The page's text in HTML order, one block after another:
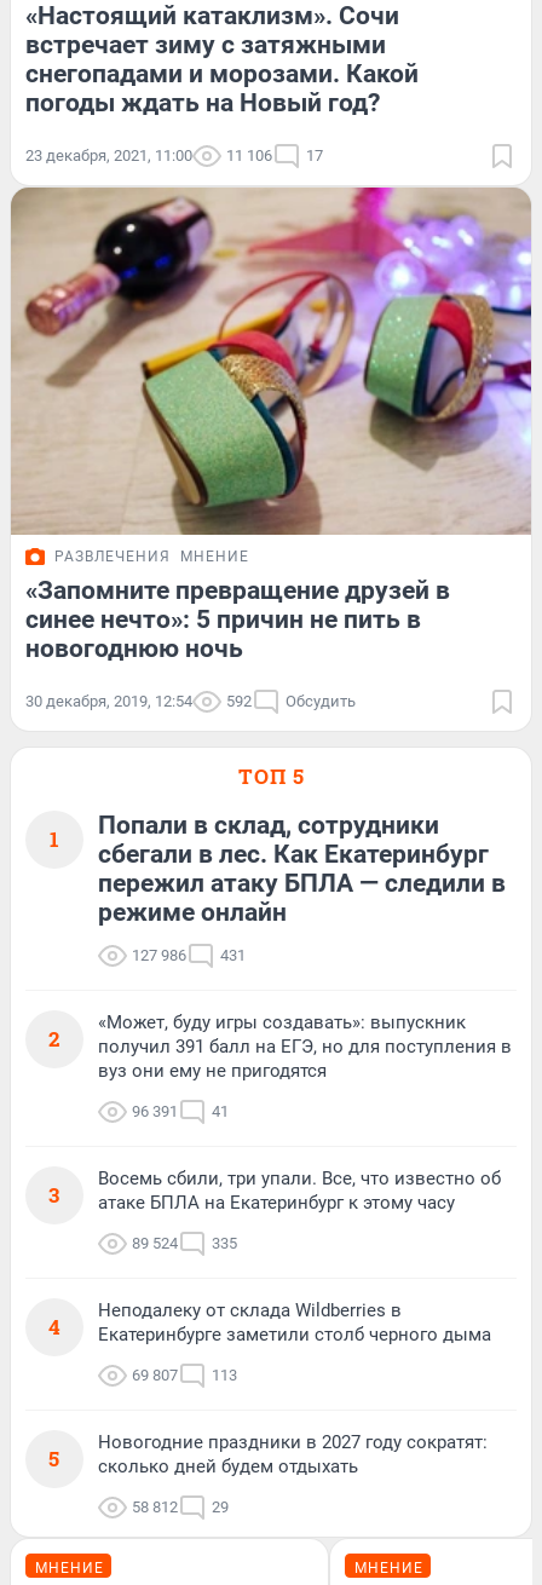
«Настоящий катаклизм». Сочи
встречает зиму с затяжными
снегопадами и морозами. Какой
погоды ждать на Новый год?
23 декабря, 2021, 11:00 11 106 17
РАЗВЛЕЧЕНИЯ МНЕНИЕ
«Запомните превращение друзей в
синее нечто»: 5 причин не пить в
новогоднюю ночь
30 декабря, 2019, 12:54 592 Обсудить
ТОП 5
1
Попали в склад, сотрудники
сбегали в лес. Как Екатеринбург
пережил атаку БПЛА — следили в
режиме онлайн
127 986 431
2
«Может, буду игры создавать»: выпускник
получил 391 балл на ЕГЭ, но для поступления в
вуз они ему не пригодятся
96 391 41
3
Восемь сбили, три упали. Все, что известно об
атаке БПЛА на Екатеринбург к этому часу
89 524 335
4
Неподалеку от склада Wildberries в
Екатеринбурге заметили столб черного дыма
69 807 113
5
Новогодние праздники в 2027 году сократят:
сколько дней будем отдыхать
58 812 29
МНЕНИЕ МНЕНИЕ